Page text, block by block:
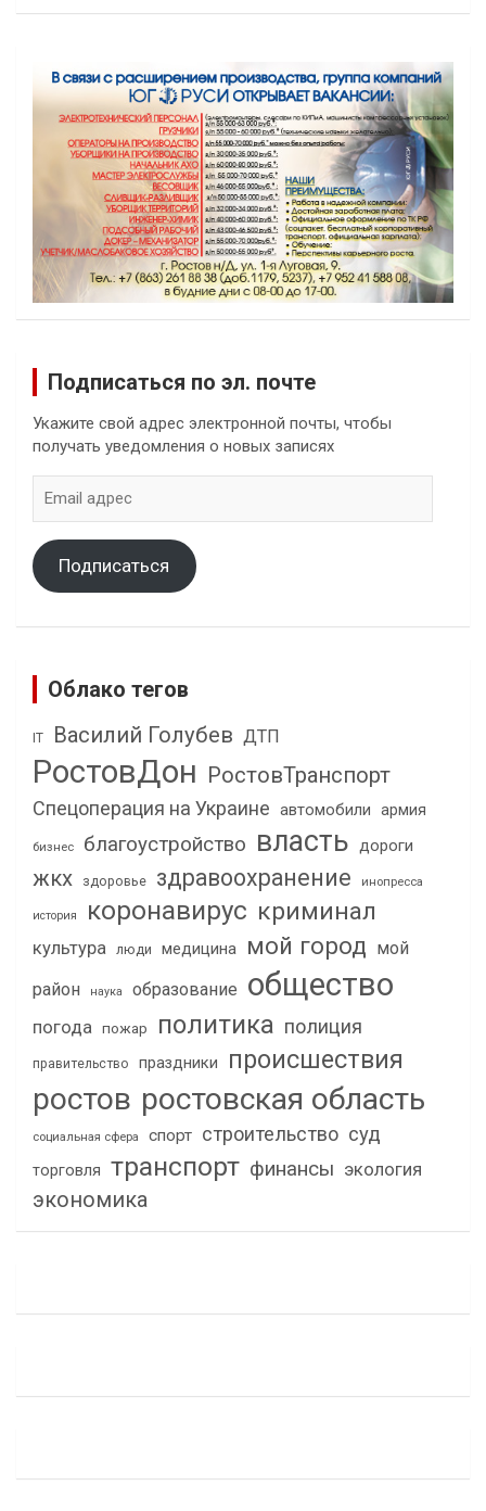
Подписаться по эл. почте
Укажите свой адрес электронной почты, чтобы
получать уведомления о новых записях
адрес
Подписаться
Облако тегов
IT Василий Голубев ДТП
РостовДон РостовТранспорт
Спецоперация на Украине автомобили армия
бизнес благоустройство власть дороги
жкх здоровье здравоохранение инопресса
история коронавирус криминал
культура люди медицина мой город мой
район
наука образование общество
погода пожар политика полиция
правительство праздники происшествия
ростов ростовская область
социальная сфера спорт строительство суд
торговля транспорт финансы экология
экономика